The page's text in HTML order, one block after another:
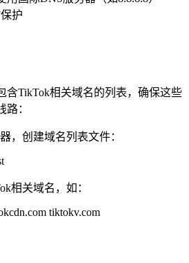
护
含TikTok相关域名的列表，确保这些
：
，创建域名列表文件：
相关域名，如：
tiktokv.com